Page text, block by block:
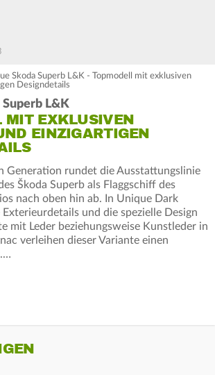
Skoda Superb L&K - Topmodell mit exklusiven
Designdetails
Superb L&K
MIT EXKLUSIVEN
EINZIGARTIGEN
Generation rundet die Ausstattungslinie
Škoda Superb als Flaggschiff des
nach oben hin ab. In Unique Dark
und die spezielle Design
mit Leder beziehungsweise Kunstleder in
verleihen dieser Variante einen